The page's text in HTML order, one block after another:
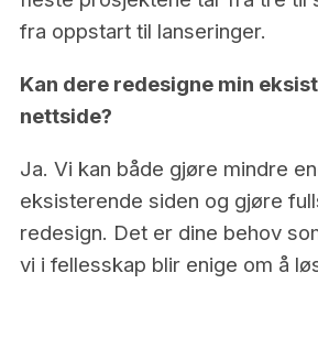
fra oppstart til lanseringer.
Kan dere redesigne min
nettside?
Ja. Vi kan både gjøre mindre
eksisterende siden og gjøre
redesign. Det er dine behov
vi i fellesskap blir enige om å